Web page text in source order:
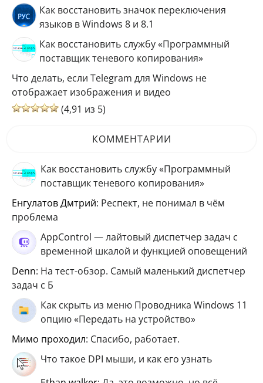
Как восстановить значок переключения
языков в Windows 8 и 8.1
Как восстановить службу «Программный
поставщик теневого копирования»
Что делать, если Telegram для Windows не
отображает изображения и видео
(4,91 из 5)
КОММЕНТАРИИ
Как восстановить службу «Программный
поставщик теневого копирования»
Енгулатов Дмтрий: Респект, не понимал в чём
проблема
AppControl — лайтовый диспетчер задач с
временной шкалой и функцией оповещений
Denn: На тест-обзор. Самый маленький диспетчер
задач с Б
Как скрыть из меню Проводника Windows 11
опцию «Передать на устройство»
мимо проходил: Спасибо, работает.
Что такое DPI мыши, и как его узнать